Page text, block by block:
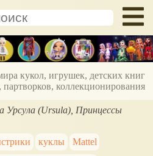
кукол, игрушек, детских книг
коллекционирования
Урсула (Ursula), Принцессы
куклы
Mattel